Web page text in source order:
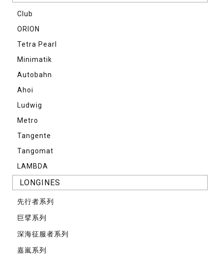
Club
ORION
Tetra Pearl
Minimatik
Autobahn
Ahoi
Ludwig
Metro
Tangente
Tangomat
LAMBDA
LONGINES
先⾏者系列
巨擘系列
深海征服者系列
嘉嵐系列